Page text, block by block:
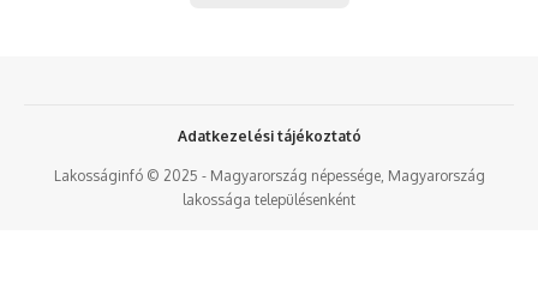
Lakosságinfó © 2025 - Magyarország népessége, Magyarország
lakossága településenként
Adatkezelési tájékoztató